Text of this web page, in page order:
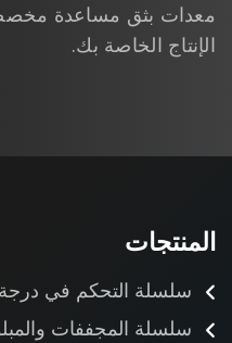
معدات بثق مساعدة
الإنتاج الخاصة بك.
المنتجات
سلسلة التحكم في درجة
سلسلة المجففات